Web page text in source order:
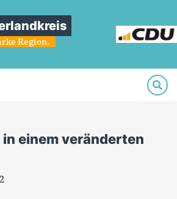
Region.
einem veränderten